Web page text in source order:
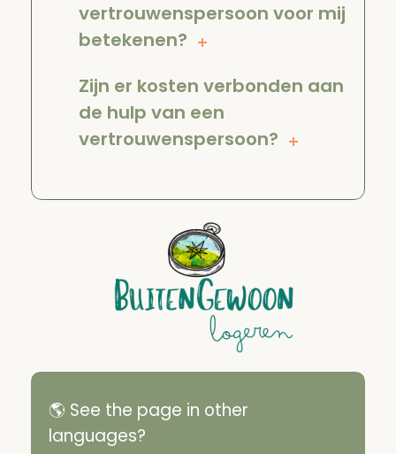
vertrouwenspersoon voor mij
betekenen?
Zijn er kosten verbonden aan
de hulp van een
vertrouwenspersoon?
🌎 See the page in other
languages?